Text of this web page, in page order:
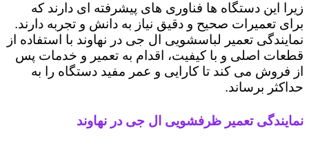
زیرا این دستگاه ها فناوری های پیشرفته ای دارند که
برای تعمیرات صحیح و دقیق نیاز به دانش و تجربه دارند.
نمایندگی تعمیر لباسشویی ال جی در نهاوند با استفاده از
قطعات اصلی و با کیفیت، اقدام به تعمیر و خدمات پس
از فروش می کند تا کارایی و عمر مفید دستگاه را به
حداکثر برساند.
نمایندگی تعمیر ظرفشویی ال جی در نهاوند